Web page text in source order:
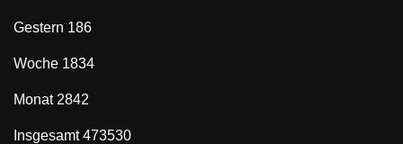
Gestern 186
Woche 1834
Monat 2842
Insgesamt473530